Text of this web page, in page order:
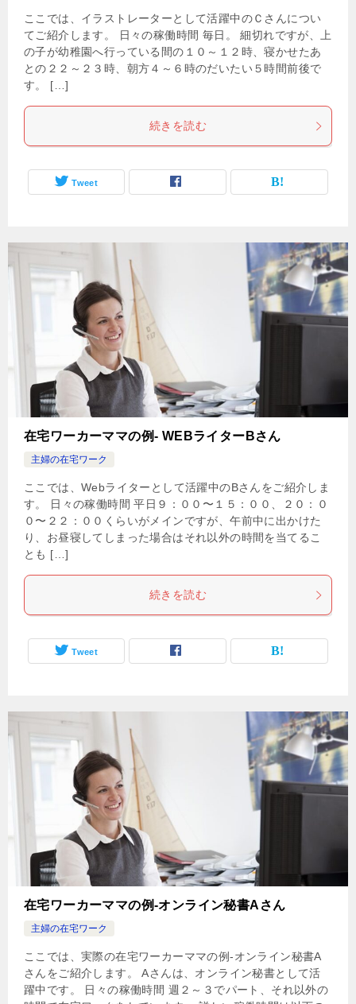
ここでは、イラストレーターとして活躍中のＣさんについ
てご紹介します。 日々の稼働時間 毎日。 細切れですが、上
の子が幼稚園へ行っている間の１０～１２時、寝かせたあ
との２２～２３時、朝方４～６時のだいたい５時間前後で
す。 […]
続きを読む
Tweet
在宅ワーカーママの例- WEBライターBさん
主婦の在宅ワーク
ここでは、Webライターとして活躍中のBさんをご紹介しま
す。 日々の稼働時間 平日９：００〜１５：００、２０：０
０〜２２：００くらいがメインですが、午前中に出かけた
り、お昼寝してしまった場合はそれ以外の時間を当てるこ
とも […]
続きを読む
Tweet
在宅ワーカーママの例-オンライン秘書Aさん
主婦の在宅ワーク
ここでは、実際の在宅ワーカーママの例-オンライン秘書A
さんをご紹介します。 Aさんは、オンライン秘書として活
躍中です。 日々の稼働時間 週２～３でパート、それ以外の